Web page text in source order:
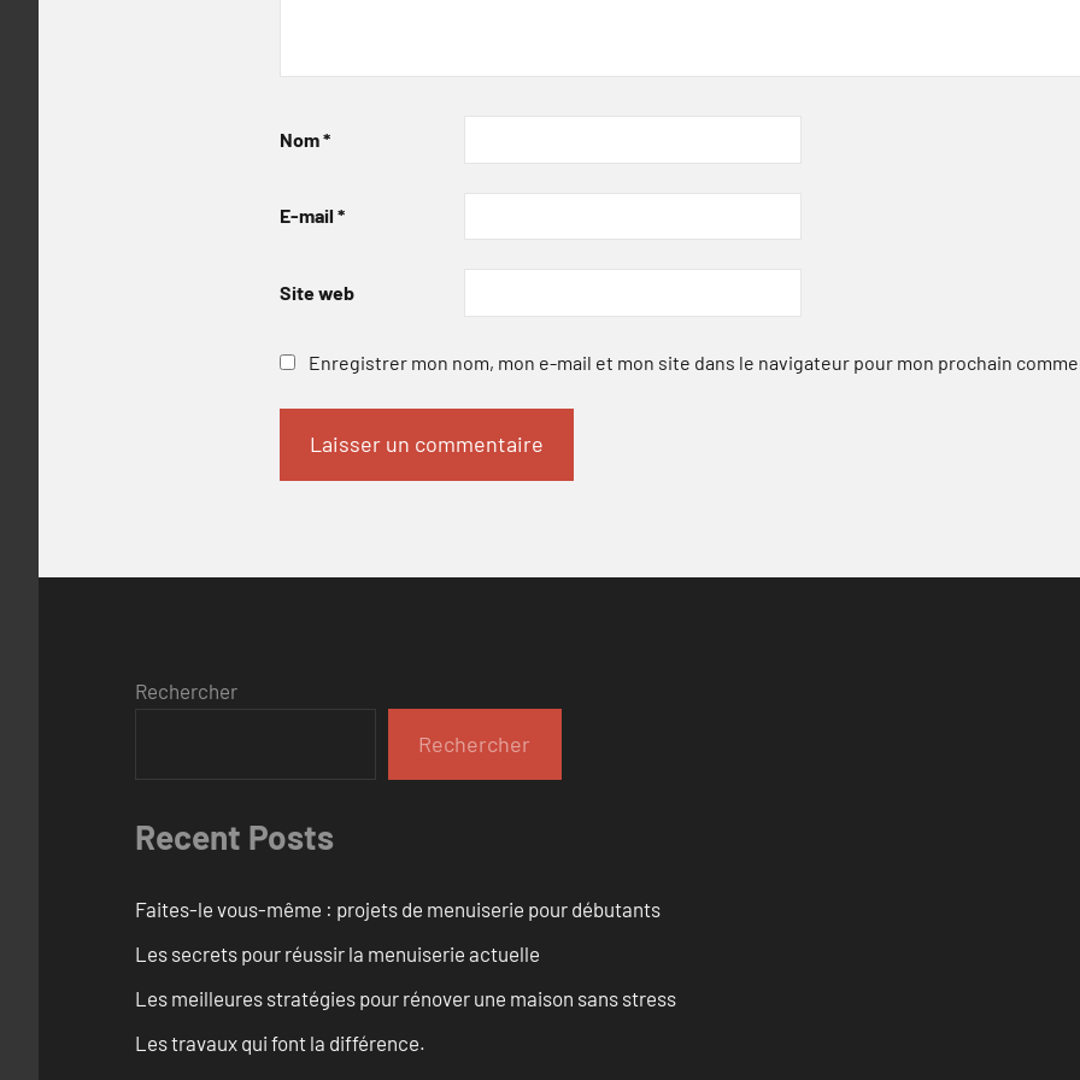
Nom*
E-mail *
Site web
Enregistrer mon nom, mon e-mail et mon site dans le navigateur pour mon prochain
Rechercher
Rechercher
Recent Posts
Faites-le vous-même : projets de menuiserie pour débutants
Les secrets pour réussir la menuiserie actuelle
Les meilleures stratégies pour rénover une maison sans stress
Les travaux qui font la différence.